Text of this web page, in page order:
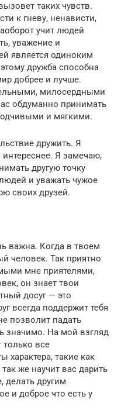
таких чувств.
к гневу, ненависти,
учит людей
уважение и
является одиноким
дружба способна
добрее и лучше.
милосердными
обдуманно принимать
и мягкими.
дружить. Я
Я замечаю,
другую точку
и уважать чужое
своих друзей.
важна. Когда в твоем
человек. Так приятно
мне приятелями,
он знает твои
досуг — это
всегда поддержит тебя
позволит падать
значимо. На мой взгляд
только все
характера, такие как
же научит вас дарить
делать другим
и доброе что есть у